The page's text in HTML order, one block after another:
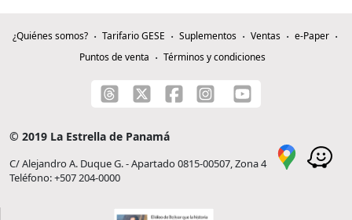
¿Quiénes somos? Tarifario GESE Suplementos Ventas
e-Paper
Puntos de venta
Términos y condiciones
© 2019 La Estrella de Panamá
C/ Alejandro A. Duque G. - Apartado 0815-00507, Zona 4
Teléfono: +507 204-0000